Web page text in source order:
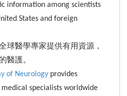
information among scientists
States and foreign
球醫學專家提供有用資源，
醫護。
of Neurology provides
specialists worldwide